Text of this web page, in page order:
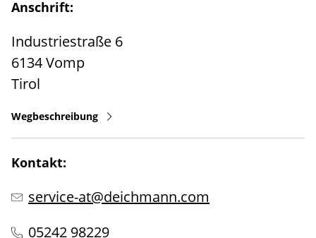
Anschrift:
Industriestraße 6
6134Vomp
Tirol
Wegbeschreibung
Kontakt:
service-at@deichmann.com
05242 98229